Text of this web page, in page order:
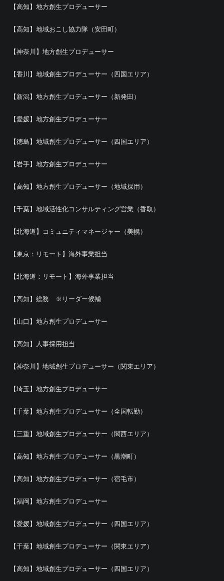
【高知】地方創生プロデューサー
【高知】地域おこし協力隊（安田町）
【神奈川】地方創生プロデューサー
【香川】地域創生プロデューサー（四国エリア）
【新潟】地方創生プロデューサー（新発田）
【愛媛】地方創生プロデューサー
【徳島】地域創生プロデューサー（四国エリア）
【岩手】地方創生プロデューサー
【高知】地方創生プロデューサー（地域採用）
【千葉】地域活性化コンサルティング営業（香取）
【北海道】コミュニティマネージャー（美幌）
【東京：リモート】海外事業担当
【北海道：リモート】海外事業担当
【高知】総務 ※リーダー候補
【山口】地方創生プロデューサー
【高知】人事採用担当
【神奈川】地域創生プロデューサー（関東エリア）
【埼玉】地方創生プロデューサー
【千葉】地方創生プロデューサー（全国転勤）
【三重】地域創生プロデューサー（関西エリア）
【高知】地方創生プロデューサー（黒潮町）
【高知】地方創生プロデューサー（宿毛市）
【福岡】地方創生プロデューサー
【愛媛】地域創生プロデューサー（四国エリア）
【千葉】地域創生プロデューサー（関東エリア）
【高知】地域創生プロデューサー（四国エリア）